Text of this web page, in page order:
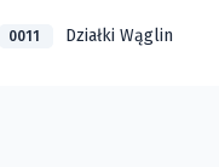
0011 Działki Wąglin